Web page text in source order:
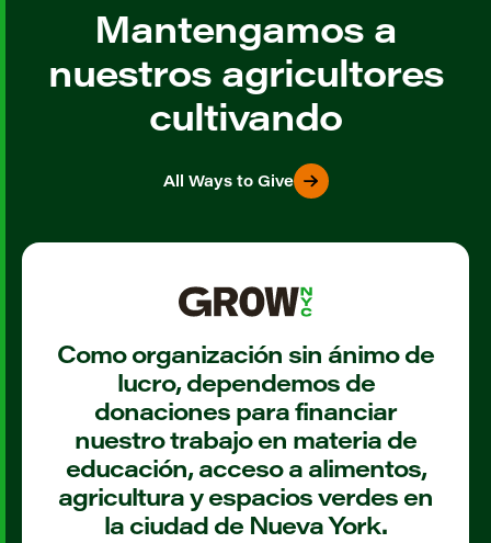
Mantengamos a
nuestros agricultores
cultivando
All Ways to Give
Como organización sin ánimo de
lucro, dependemos de
donaciones para financiar
nuestro trabajo en materia de
educación, acceso a alimentos,
agricultura y espacios verdes en
la ciudad de Nueva York.